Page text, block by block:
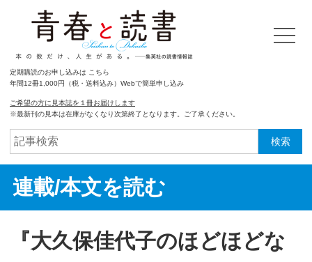
定期購読のお申し込みは こちら
年間12冊1,000円（税・送料込み）Webで簡単申し込み
ご希望の方に見本誌を１冊お届けします
※最新刊の見本は在庫がなくなり次第終了となります。ご了承ください。
検索
連載/本文を読む
『大久保佳代子のほどほどな